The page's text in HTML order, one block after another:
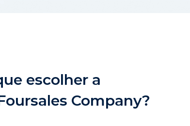
escolher a
Company?